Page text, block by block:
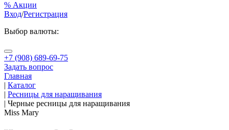
% Акции
Вход/Регистрация
Выбор валюты:
+7 (908) 689-69-75
Задать вопрос
Главная
| Каталог
| Ресницы для наращивания
| Черные ресницы для наращивания
Miss Mary